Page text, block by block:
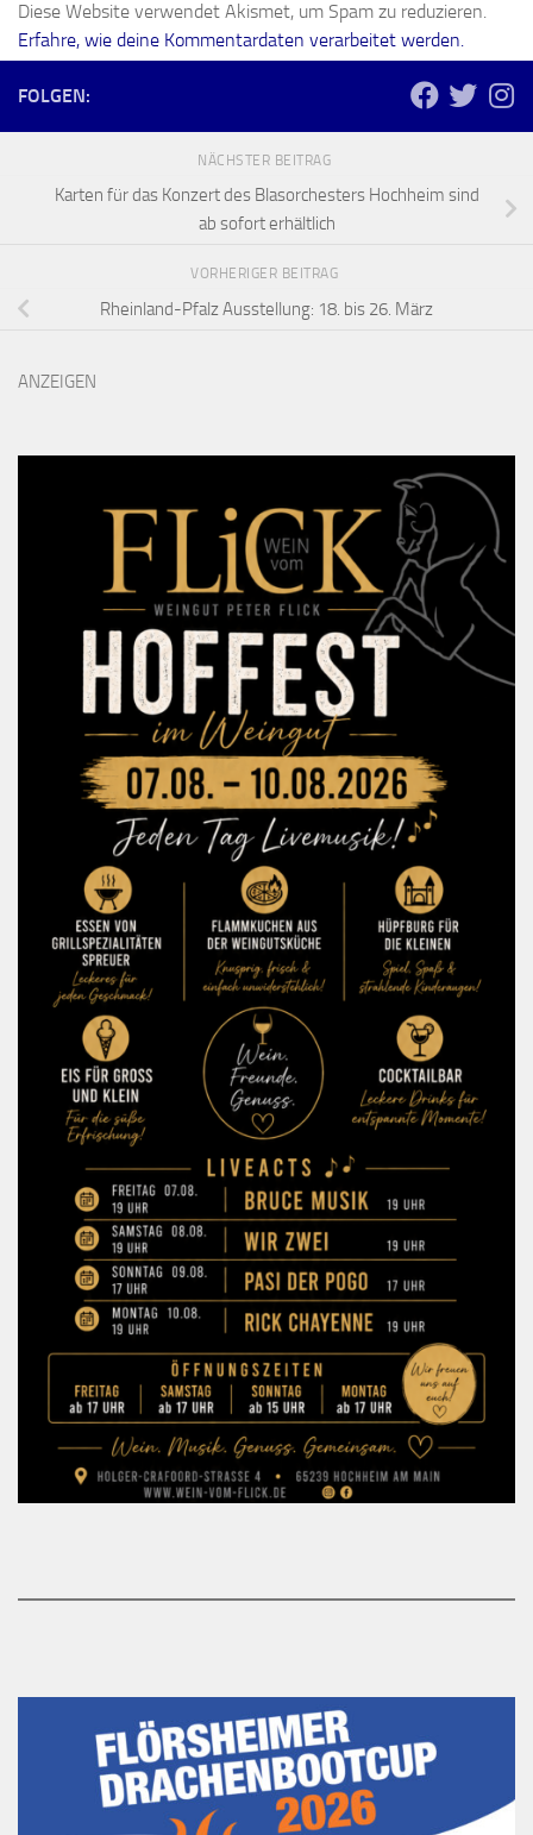
Diese Website verwendet Akismet, um Spam zu reduzieren.
Erfahre, wie deine Kommentardaten verarbeitet werden.
FOLGEN:
NÄCHSTER BEITRAG
Karten für das Konzert des Blasorchesters Hochheim sind
ab sofort erhältlich
VORHERIGER BEITRAG
Rheinland-Pfalz Ausstellung: 18. bis 26. März
ANZEIGEN